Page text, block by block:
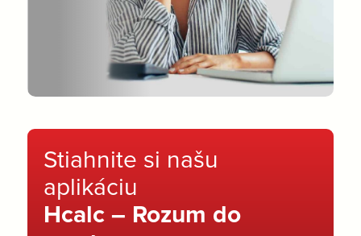
Stiahnite si našu
aplikáciu
Hcalc – Rozum do